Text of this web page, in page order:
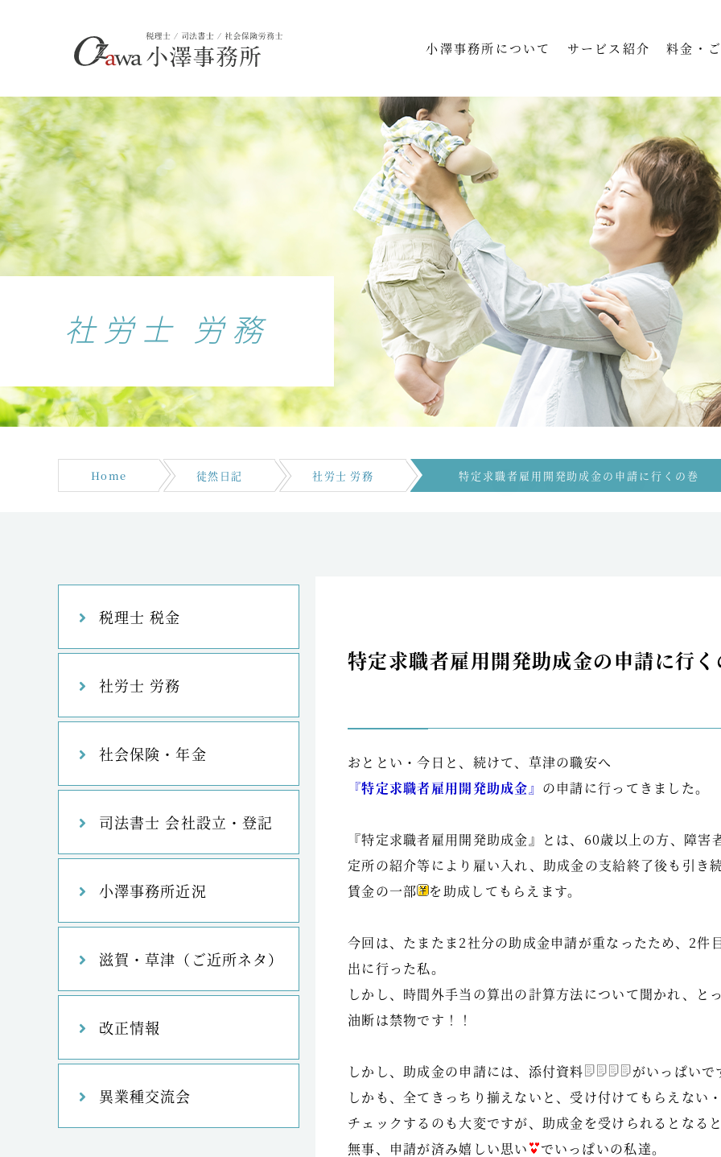
小澤事務所について サービス紹介 料金・
社労士 労務
Home 徒然日記 社労士 労務 特定求職者雇用開発助成金の申請に行くの巻
税理士 税金
社労士 労務
社会保険・年金
司法書士 会社設立・登記
小澤事務所近況
滋賀・草津（ご近所ネタ）
改正情報
異業種交流会
特定求職者雇用開発助成金の申請に行
おととい・今日と、続けて、草津の職安へ
『特定求職者雇用開発助成金』 の申請に行ってきました。
『特定求職者雇用開発助成金』とは、60歳以上の方、障
定所の紹介等により雇い入れ、助成金の支給終了後も引き
賃金の一部
を助成してもらえます。
今回は、たまたま2社分の助成金申請が重なったため、2件
出に行った私。
しかし、時間外手当の算出の計算方法について聞かれ、と
油断は禁物です！！
しかし、助成金の申請には、添付資料
がいっぱいで
しかも、全てきっちり揃えないと、受け付けてもらえない
チェックするのも大変ですが、助成金を受けられるとなる
無事、申請が済み嬉しい思い
でいっぱいの私達。